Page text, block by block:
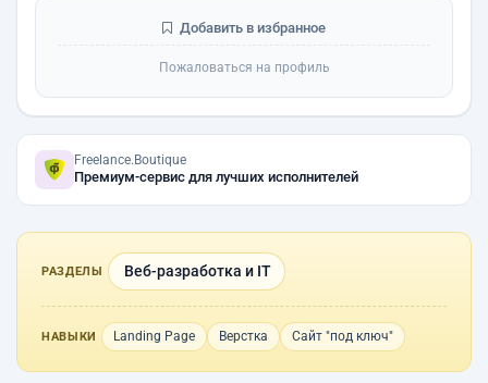
Добавить в избранное
Пожаловаться на профиль
Freelance.Boutique
Премиум-сервис для лучших исполнителей
РАЗДЕЛЫ Веб-разработка и IT
НАВЫКИ Landing Page Верстка Сайт "под ключ"